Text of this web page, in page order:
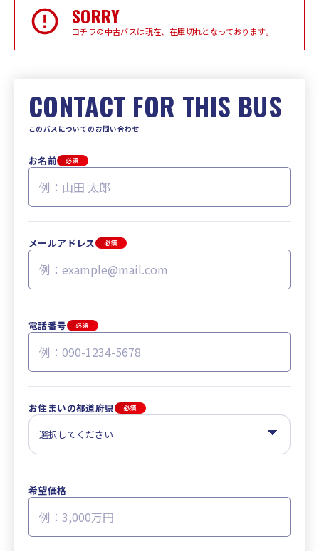
SORRY
コチラの中古バスは現在、在庫切れとなっております。
CONTACT FOR THIS BUS
このバスについてのお問い合わせ
お名前 必須
メールアドレス 必須
電話番号 必須
お住まいの都道府県 必須
希望価格